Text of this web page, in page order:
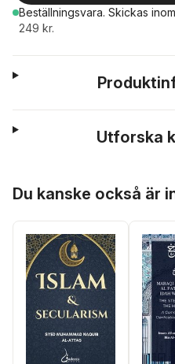
Beställningsvara. Skickas
249 kr.
Utforska
Du kanske också är